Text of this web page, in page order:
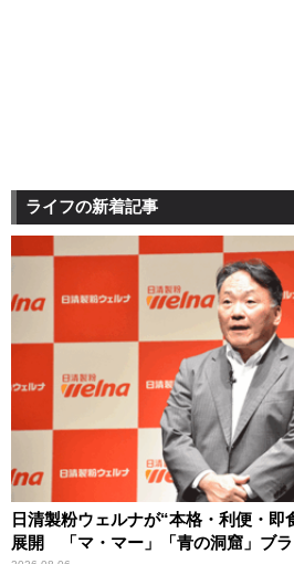
ライフの新着記事
日清製粉ウェルナが“本格・利便・
展開 「マ・マー」「青の洞窟」ブ